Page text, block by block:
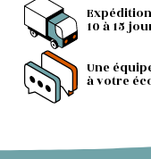
10 à 15
Une
à votre